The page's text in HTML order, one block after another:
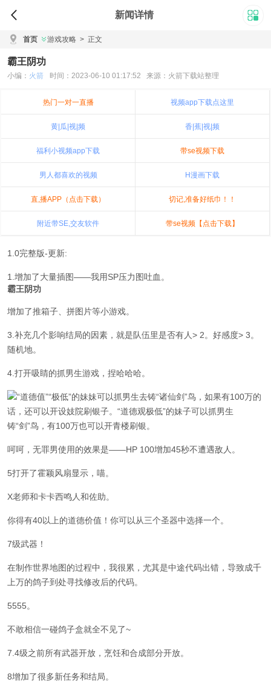
新闻详情
首页 游戏攻略 > 正文
霸王阴功
小编： 火箭 时间：2023-06-10 01:17:52 来源：火箭下载站整理
热门一对一直播 视频app下载点这里
黄|瓜|视|频 香|蕉|视|频
福利小视频app下载 带se视频下载
男人都喜欢的视频 H漫画下载
直,播APP（点击下载） 切记,准备好纸巾！！
附近带SE,交友软件 带se视频【点击下载】
1.0完整版-更新:
1.增加了大量插图——我用SP压力图吐血。
霸王阴功
增加了推箱子、拼图片等小游戏。
3.补充几个影响结局的因素，就是队伍里是否有人> 2。好感度> 3。
随机地。
4.打开吸睛的抓男生游戏，捏哈哈哈。
“道德值”“极低”的妹妹可以抓男生去铸“诸仙剑”鸟，如果有100万的
话，还可以开设妓院刷银子。“道德观极低”的妹子可以抓男生
铸“剑”鸟，有100万也可以开青楼刷银。
呵呵，无罪男使用的效果是——HP 100增加45秒不遭遇敌人。
5打开了霍颖风扇显示，喵。
X老师和卡卡西鸣人和佐助。
你得有40以上的道德价值！你可以从三个圣器中选择一个。
7级武器！
在制作世界地图的过程中，我很累，尤其是中途代码出错，导致成千
上万的鸽子到处寻找修改后的代码。
5555。
不敢相信一碰鸽子盒就全不见了~
7.4级之前所有武器开放，烹饪和合成部分开放。
8增加了很多新任务和结局。